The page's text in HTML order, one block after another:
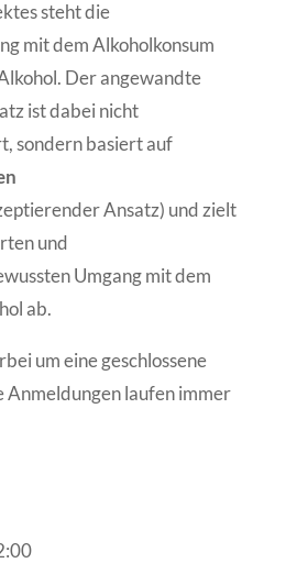
steht die
mit dem Alkoholkonsum
Der angewandte
ist dabei nicht
sondern basiert auf
Ansatz) und zielt
und
Umgang mit dem
ab.
um eine geschlossene
Anmeldungen laufen immer